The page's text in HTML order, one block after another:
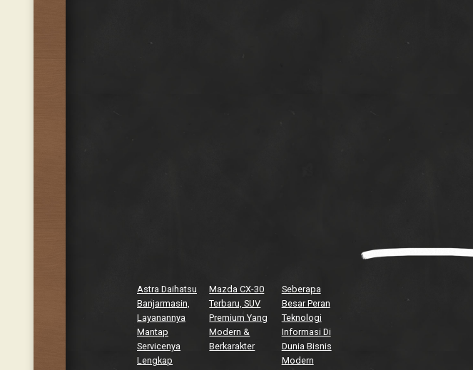
Astra Daihatsu
Banjarmasin,
Layanannya
Mantap
Servicenya
Lengkap
Mazda CX-30
Terbaru, SUV
Premium Yang
Modern &
Berkarakter
Seberapa
Besar Peran
Teknologi
Informasi Di
Dunia Bisnis
Modern